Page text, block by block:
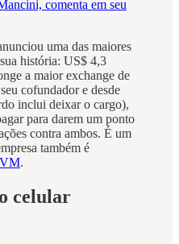
comenta em seu
uma das maiores
história: US$ 4,3
a maior exchange de
cofundador e desde
inclui deixar o cargo),
para darem um ponto
contra ambos. É um
também é
.
celular